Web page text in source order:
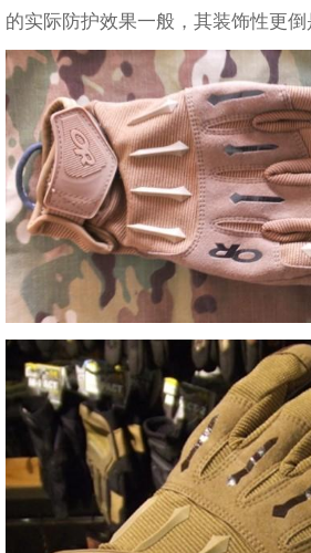
的实际防护效果一般，其装饰性更